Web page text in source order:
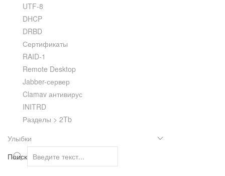
UTF-8
DHCP
DRBD
Сертификаты
RAID-1
Remote Desktop
Jabber-сервер
Clamav антивирус
INITRD
Разделы > 2Tb
Улыбки
Поиск